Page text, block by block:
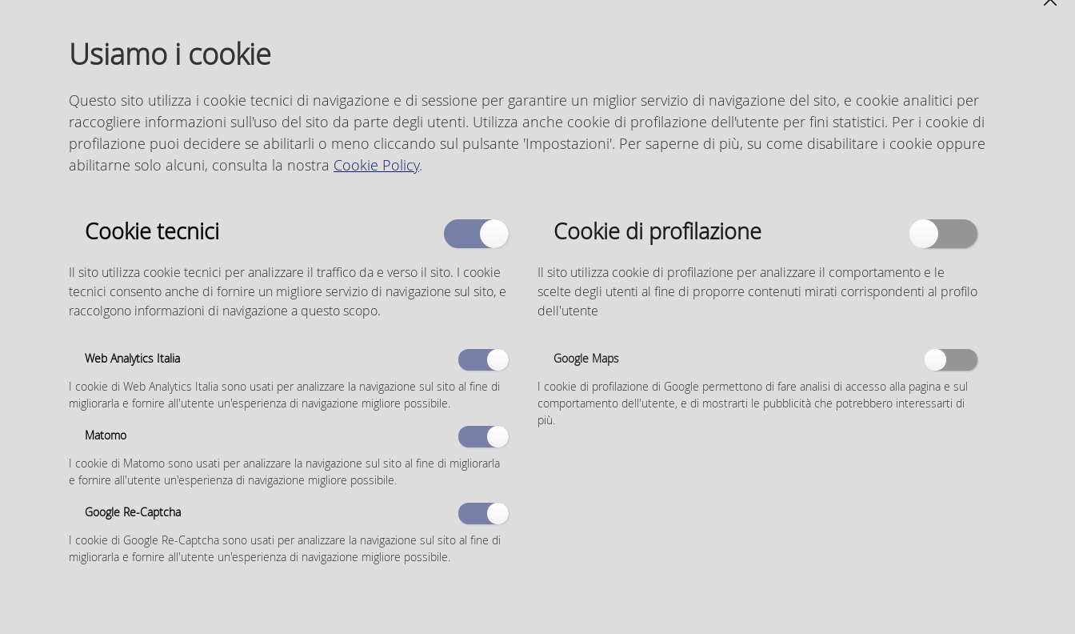
Inaugurata la grande esposizione di fotografie dai set del Maestro
parmigiano. Un’ottantina di immagini a “invadere” il centro cittadino.
>> Leggi tutto
Il Comune di Parma
Fatturazione elettronica
Informative Gpdr
Note Legali
Social Network
Facebook
Instagram
Elenco Siti Tematici
Usiamo i cookie
Questo sito utilizza i cookie tecnici di navigazione e di sessione per garantire un miglior servizio di navigazione del sito, e cookie analitici per
raccogliere informazioni sull'uso del sito da parte degli utenti. Utilizza anche cookie di profilazione dell'utente per fini statistici. Per i cookie di
profilazione puoi decidere se abilitarli o meno cliccando sul pulsante 'Impostazioni'. Per saperne di più, su come disabilitare i cookie oppure
abilitarne solo alcuni, consulta la nostra Cookie Policy.
Cookie tecnici
Il sito utilizza cookie tecnici per analizzare il traffico da e verso il sito. I cookie
tecnici consento anche di fornire un migliore servizio di navigazione sul sito, e
raccolgono informazioni di navigazione a questo scopo.
Web Analytics Italia
I cookie di Web Analytics Italia sono usati per analizzare la navigazione sul sito al fine di
migliorarla e fornire all'utente un'esperienza di navigazione migliore possibile.
Matomo
I cookie di Matomo sono usati per analizzare la navigazione sul sito al fine di migliorarla
e fornire all'utente un'esperienza di navigazione migliore possibile.
Google Re-Captcha
I cookie di Google Re-Captcha sono usati per analizzare la navigazione sul sito al fine di
migliorarla e fornire all'utente un'esperienza di navigazione migliore possibile.
Cookie di profilazione
Il sito utilizza cookie di profilazione per analizzare il comportamento e le
scelte degli utenti al fine di proporre contenuti mirati corrispondenti al profilo
dell'utente
Google Maps
I cookie di profilazione di Google permettono di fare analisi di accesso alla pagina e sul
comportamento dell'utente, e di mostrarti le pubblicità che potrebbero interessarti di
più.